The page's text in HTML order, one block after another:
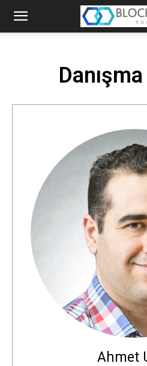
Blockchain
Ahmet